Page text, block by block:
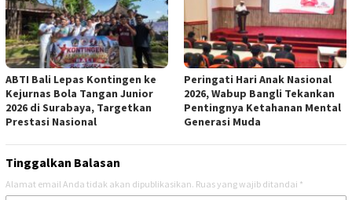
ABTI Bali Lepas Kontingen ke
Kejurnas Bola Tangan Junior
2026 di Surabaya, Targetkan
Prestasi Nasional
Peringati Hari Anak Nasional
2026, Wabup Bangli Tekankan
Pentingnya Ketahanan Mental
Generasi Muda
Tinggalkan Balasan
Alamat email Anda tidak akan dipublikasikan. Ruas yang wajib ditandai *